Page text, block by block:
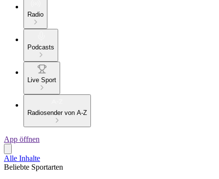
Radio
Podcasts
Live Sport
Radiosender von A-Z
App öffnen
Alle Inhalte
Beliebte Sportarten